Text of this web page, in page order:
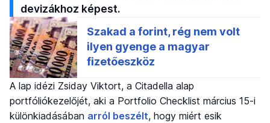
devizákhoz képest.
A lap idézi Zsiday Viktort, a Citadella alap
portfóliókezelőjét, aki a Portfolio Checklist március 15-i
különkiadásában arról beszélt, hogy miért esik